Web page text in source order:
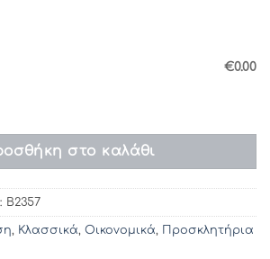
€0.00
2357 / 235 (12,5χ12,5) ποσότητα
στο καλάθι
Β2357
, Κλασσικά, Οικονομικά, Προσκλητήρια